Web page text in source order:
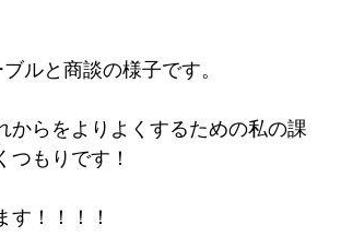
ルと商談の様子です。
からをよりよくするための私の課
もりです！
！！！！